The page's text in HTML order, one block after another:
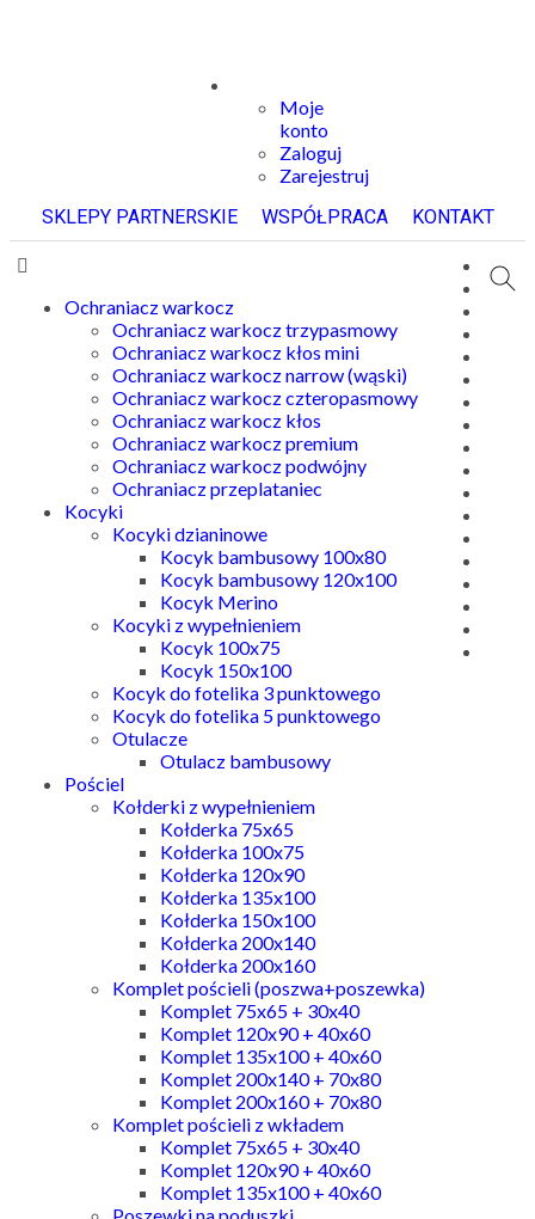
Moje
konto
Zaloguj
Zarejestruj
SKLEPY PARTNERSKIE
WSPÓŁPRACA KONTAKT
Ochraniacz warkocz
Ochraniacz warkocz trzypasmowy
Ochraniacz warkocz kłos mini
Ochraniacz warkocz narrow (wąski)
Ochraniacz warkocz czteropasmowy
Ochraniacz warkocz kłos
Ochraniacz warkocz premium
Ochraniacz warkocz podwójny
Ochraniacz przeplataniec
Kocyki
Kocyki dzianinowe
Kocyk bambusowy 100x80
Kocyk bambusowy 120x100
Kocyk Merino
Kocyki z wypełnieniem
Kocyk 100x75
Kocyk 150x100
Kocyk do fotelika 3 punktowego
Kocyk do fotelika 5 punktowego
Otulacze
Otulacz bambusowy
Pościel
Kołderki z wypełnieniem
Kołderka 75x65
Kołderka 100x75
Kołderka 120x90
Kołderka 135x100
Kołderka 150x100
Kołderka 200x140
Kołderka 200x160
Komplet pościeli (poszwa+poszewka)
Komplet 75x65 + 30x40
Komplet 120x90 + 40x60
Komplet 135x100 + 40x60
Komplet 200x140 + 70x80
Komplet 200x160 + 70x80
Komplet pościeli z wkładem
Komplet 75x65 + 30x40
Komplet 120x90 + 40x60
Komplet 135x100 + 40x60